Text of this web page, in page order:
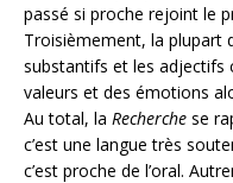
passé si proche rejoint le
Troisièmement, la plupart
substantifs et les adjectifs
valeurs et des émotions
Au total, la Recherche se
c’est une langue très
c’est proche de l’oral.